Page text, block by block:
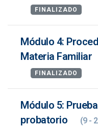
FINALIZADO
Módulo 4:
Materia Familiar
FINALIZADO
Módulo 5:
probatorio
(9 -